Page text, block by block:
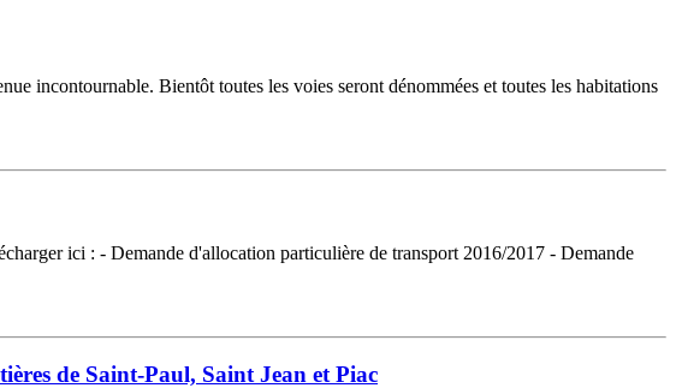
incontournable. Bientôt toutes les voies seront dénommées et toutes les habitations
ici : - Demande d'allocation particulière de transport 2016/2017 - Demande
de Saint-Paul, Saint Jean et Piac